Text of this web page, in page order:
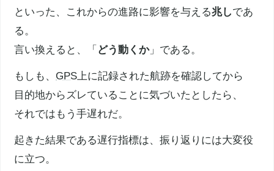
といった、これからの進路に影響を与える兆しであ
る。
言い換えると、「 どう動くか」である。
もしも、 GPS上に記録された航跡を確認してから
目的地からズレていることに気づいたとしたら、
それではもう手遅れだ。
起きた結果である遅行指標は、振り返りには大変役
に立つ。